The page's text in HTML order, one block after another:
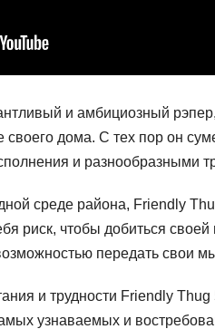
и амбициозный
дома. С тех пор он
и разнообразными
среде района, Friendly
риск, чтобы добиться
передать свои
и трудности Friendly
узнаваемых и